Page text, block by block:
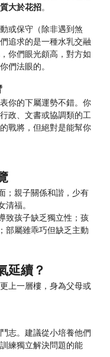
大於花招。
或保守（除非遇到煞
追求的是一種水乳交融
你們眼光頗高，對方如
們法眼的。
你的下屬運勢不錯。你
政、文書或協調類的工
戰將，但絕對是能幫你
；親子關係和諧，少有
清福。
致孩子缺乏獨立性；孩
部屬雖乖巧但缺乏主動
延續？
上一層樓，身為父母或
志。建議從小培養他們
練獨立解決問題的能